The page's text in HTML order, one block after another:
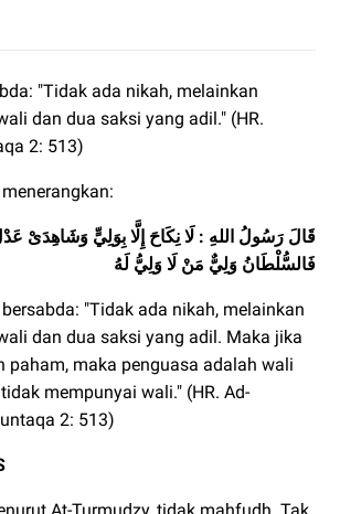
"Tidak ada nikah, melainkan
dan dua saksi yang adil." (HR.
2: 513)
قَالَ رَسُولُ اللهِ : لَا نِكَاحَ إِلَّا بِوَلِيٍّ وَشَاهِدَىْ
فَالسُّلْطَانُ وَلِيٌّ مَنْ لَا وَلِيُّ لَهُ
"Tidak ada nikah, melainkan
dan dua saksi yang adil. Maka jika
paham, maka penguasa adalah wali
mempunyai wali." (HR. Ad-
2: 513)